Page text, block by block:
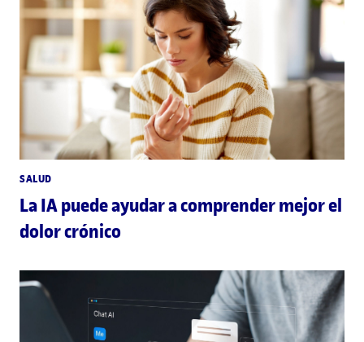
SALUD
La IA puede ayudar a comprender mejor el
dolor crónico